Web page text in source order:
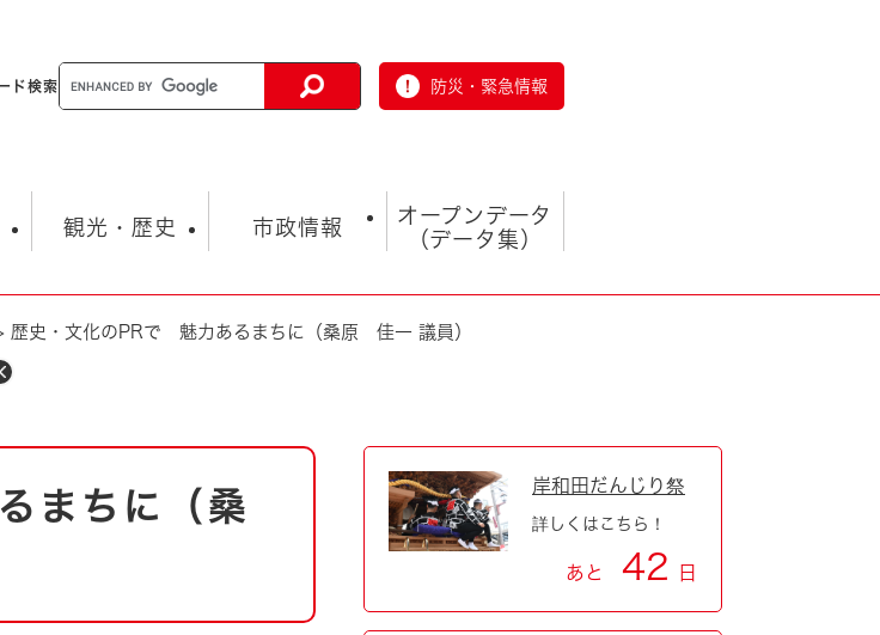
ド検索 防災・緊急情報
涯学習・スポーツ
情報 まちづくり・協働
福祉・介護
観光・歴史
ット
市政情報
総合計画
職員採用情報
内
オープンデータ
（データ集）
オープンデータ
歴史・文化のPRで 魅力あるまちに（桑原 佳一 議員）
まちに（桑
岸和田だんじり祭
詳しくはこちら！
あと 42 日